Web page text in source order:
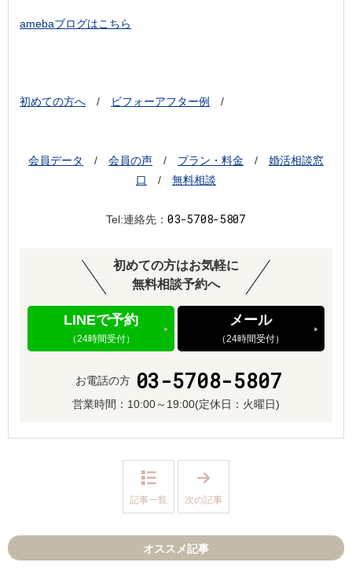
amebaブログはこちら
初めての方へ / ビフォーアフター例 /
会員データ / 会員の声 / プラン・料金 / 婚活相談窓
口
/ 無料相談
Tel:連絡先：03-5708-5807
初めての方はお気軽に
無料相談予約へ
LINEで予約
（24時間受付）
メール
（24時間受付）
お電話の方 03-5708-5807
営業時間： 10:00～19:00(定休日：火曜日)
記事一覧
r
r
d
次の記事
オススメ記事